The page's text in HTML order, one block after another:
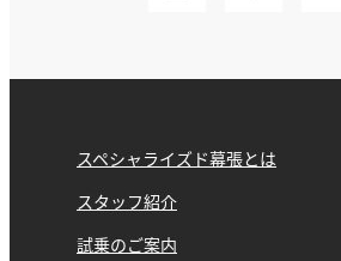
スペシャライズド幕張とは
スタッフ紹介
試乗のご案内